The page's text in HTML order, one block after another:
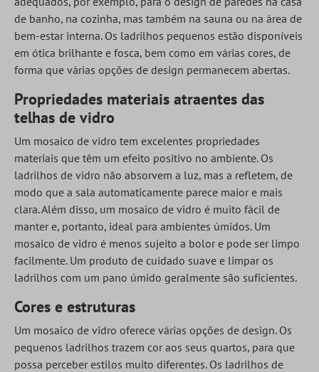
de banho, na cozinha, mas também na sauna ou na área de
bem-estar interna. Os ladrilhos pequenos estão disponíveis
em ótica brilhante e fosca, bem como em várias cores, de
forma que várias opções de design permanecem abertas.
Propriedades materiais atraentes das
telhas de vidro
Um mosaico de vidro tem excelentes propriedades
materiais que têm um efeito positivo no ambiente. Os
ladrilhos de vidro não absorvem a luz, mas a refletem, de
modo que a sala automaticamente parece maior e mais
clara. Além disso, um mosaico de vidro é muito fácil de
manter e, portanto, ideal para ambientes úmidos. Um
mosaico de vidro é menos sujeito a bolor e pode ser limpo
facilmente. Um produto de cuidado suave e limpar os
ladrilhos com um pano úmido geralmente são suficientes.
Cores e estruturas
Um mosaico de vidro oferece várias opções de design. Os
pequenos ladrilhos trazem cor aos seus quartos, para que
possa perceber estilos muito diferentes. Os ladrilhos de